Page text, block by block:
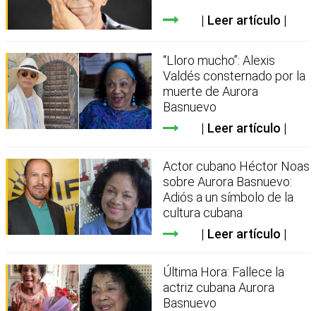
Leer artículo
“Lloro mucho”: Alexis
Valdés consternado por la
muerte de Aurora
Basnuevo
Leer artículo
Actor cubano Héctor Noas
sobre Aurora Basnuevo:
Adiós a un símbolo de la
cultura cubana
Leer artículo
Última Hora: Fallece la
actriz cubana Aurora
Basnuevo